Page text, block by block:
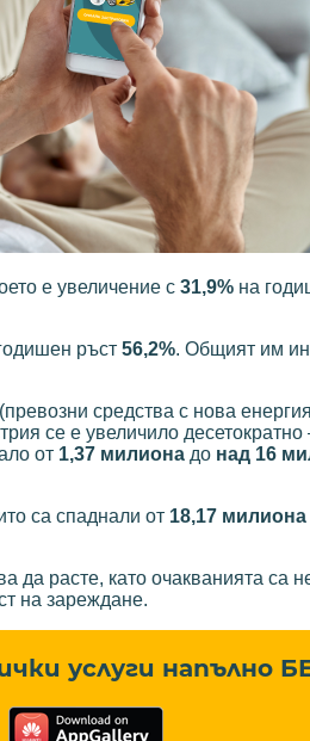
е увеличение с 31,9% на
ръст 56,2%. Общият им
средства с нова
се е увеличило
от 1,37 милиона до над 16
са спаднали от 18,17 милиона
расте, като очакванията са
на зареждане.
услуги напълно